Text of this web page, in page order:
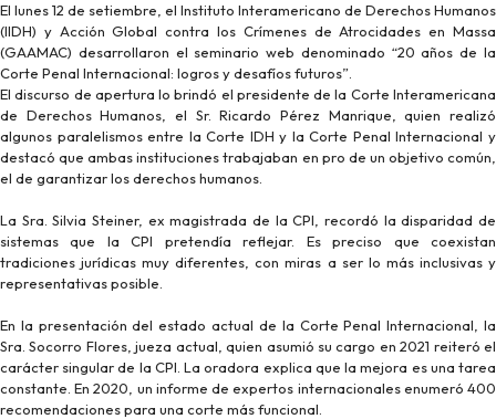
El lunes 12 de setiembre, el Instituto Interamericano de Derechos Humanos
(IIDH) y Acción Global contra los Crímenes de Atrocidades en Massa
(GAAMAC) desarrollaron el seminario web denominado “20 años de la
Corte Penal Internacional: logros y desafíos futuros”.
El discurso de apertura lo brindó el presidente de la Corte Interamericana
de Derechos Humanos, el Sr. Ricardo Pérez Manrique, quien realizó
algunos paralelismos entre la Corte IDH y la Corte Penal Internacional y
destacó que ambas instituciones trabajaban en pro de un objetivo común,
el de garantizar los derechos humanos.
La Sra. Silvia Steiner, ex magistrada de la CPI, recordó la disparidad de
sistemas que la CPI pretendía reflejar. Es preciso que coexistan
tradiciones jurídicas muy diferentes, con miras a ser lo más inclusivas y
representativas posible.
En la presentación del estado actual de la Corte Penal Internacional, la
Sra. Socorro Flores, jueza actual, quien asumió su cargo en 2021 reiteró el
carácter singular de la CPI. La oradora explica que la mejora es una tarea
constante. En 2020, un informe de expertos internacionales enumeró 400
recomendaciones para una corte más funcional.